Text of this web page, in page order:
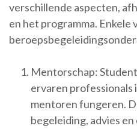
verschillende aspecten,
en het programma. Enkele
Mentorschap:
ervaren professionals
mentoren fungeren.
begeleiding, advies